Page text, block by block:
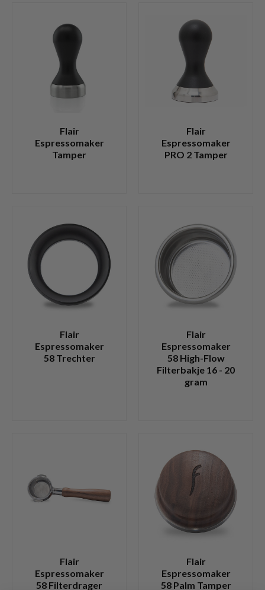
Flair
Espressomaker
Tamper
Flair
Espressomaker
PRO 2 Tamper
Flair
Espressomaker
58 Trechter
Flair
Espressomaker
58 High-Flow
Filterbakje 16 - 20
gram
Flair
Espressomaker
58 Filterdrager
Flair
Espressomaker
58 Palm Tamper